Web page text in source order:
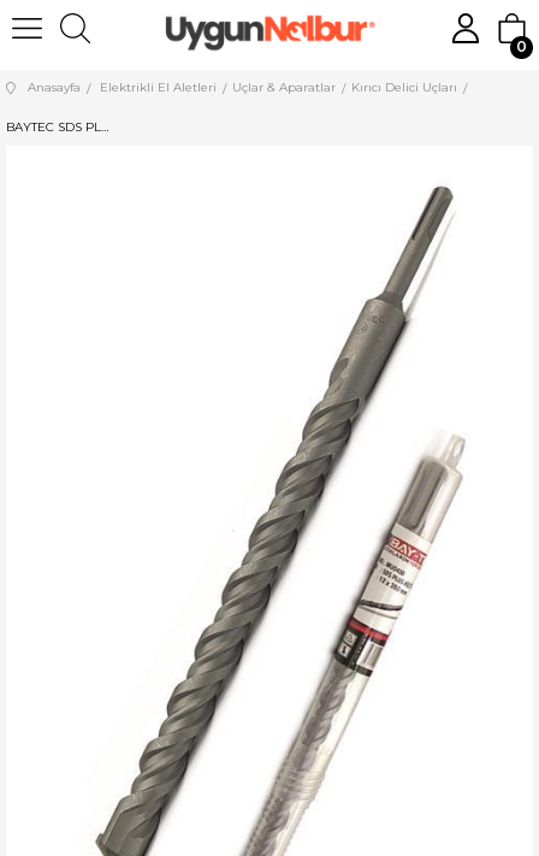
0
Anasayfa Elektrikli El Aletleri Uçlar & Aparatlar Kırıcı Delici Uçları
BAYTEC SDS PLUS HİLTİ UCU 5*210 MU0210